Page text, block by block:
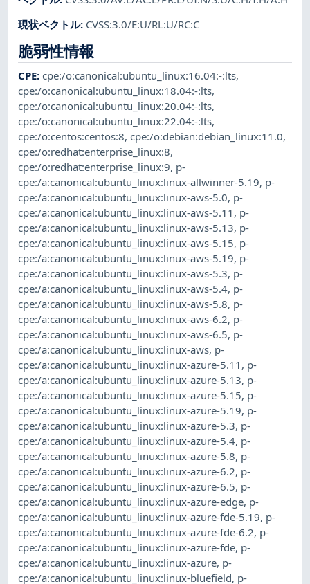
現状ベクトル: CVSS:3.0/E:U/RL:U/RC:C
脆弱性情報
CPE:cpe:/o:canonical:ubuntu_linux:16.04:-:lts,
cpe:/o:canonical:ubuntu_linux:18.04:-:lts,
cpe:/o:canonical:ubuntu_linux:20.04:-:lts,
cpe:/o:canonical:ubuntu_linux:22.04:-:lts,
cpe:/o:centos:centos:8,cpe:/o:debian:debian_linux:11.0,
cpe:/o:redhat:enterprise_linux:8,
cpe:/o:redhat:enterprise_linux:9, p-
cpe:/a:canonical:ubuntu_linux:linux-allwinner-5.19, p-
cpe:/a:canonical:ubuntu_linux:linux-aws-5.0, p-
cpe:/a:canonical:ubuntu_linux:linux-aws-5.11 , p-
cpe:/a:canonical:ubuntu_linux:linux-aws-5.13, p-
cpe:/a:canonical:ubuntu_linux:linux-aws-5.15, p-
cpe:/a:canonical:ubuntu_linux:linux-aws-5.19, p-
cpe:/a:canonical:ubuntu_linux:linux-aws-5.3, p-
cpe:/a:canonical:ubuntu_linux:linux-aws-5.4, p-
cpe:/a:canonical:ubuntu_linux:linux-aws-5.8, p-
cpe:/a:canonical:ubuntu_linux:linux-aws-6.2, p-
cpe:/a:canonical:ubuntu_linux:linux-aws-6.5, p-
cpe:/a:canonical:ubuntu_linux:linux-aws, p-
cpe:/a:canonical:ubuntu_linux:linux-azure-5.11 , p-
cpe:/a:canonical:ubuntu_linux:linux-azure-5.13, p-
cpe:/a:canonical:ubuntu_linux:linux-azure-5.15, p-
cpe:/a:canonical:ubuntu_linux:linux-azure-5.19, p-
cpe:/a:canonical:ubuntu_linux:linux-azure-5.3, p-
cpe:/a:canonical:ubuntu_linux:linux-azure-5.4, p-
cpe:/a:canonical:ubuntu_linux:linux-azure-5.8, p-
cpe:/a:canonical:ubuntu_linux:linux-azure-6.2, p-
cpe:/a:canonical:ubuntu_linux:linux-azure-6.5, p-
cpe:/a:canonical:ubuntu_linux:linux-azure-edge, p-
cpe:/a:canonical:ubuntu_linux:linux-azure-fde-5.19, p-
cpe:/a:canonical:ubuntu_linux:linux-azure-fde-6.2, p-
cpe:/a:canonical:ubuntu_linux:linux-azure-fde, p-
cpe:/a:canonical:ubuntu_linux:linux-azure, p-
cpe:/a:canonical:ubuntu_linux:linux-bluefield, p-